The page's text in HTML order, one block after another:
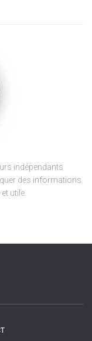
indépendants
des informations
utile.